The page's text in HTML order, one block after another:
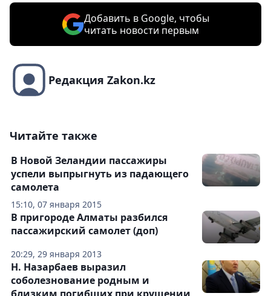
Добавить в Google, чтобы
читать новости первым
Редакция Zakon.kz
Читайте также
15:10, 07 января 2015
В Новой Зеландии пассажиры
успели выпрыгнуть из падающего
самолета
20:29, 29 января 2013
В пригороде Алматы разбился
пассажирский самолет (доп)
Н. Назарбаев выразил
соболезнование родным и